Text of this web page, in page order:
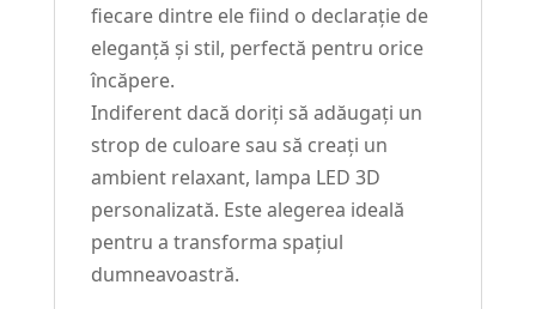
fiecare dintre ele fiind o declarație de
eleganță și stil, perfectă pentru orice
încăpere.
Indiferent dacă doriți să adăugați un
strop de culoare sau să creați un
ambient relaxant, lampa LED 3D
personalizată. Este alegerea ideală
pentru a transforma spațiul
dumneavoastră.